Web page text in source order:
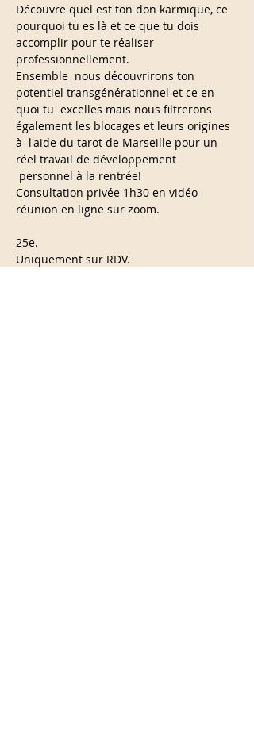
Découvre quel est ton don karmique, ce
pourquoi tu es là et ce que tu dois
accomplir pour te réaliser
professionnellement.
Ensemble  nous découvrirons ton
potentiel transgénérationnel et ce en
quoi tu  excelles mais nous filtrerons
également les blocages et leurs origines
à  l'aide du tarot de Marseille pour un
réel travail de développement
personnel à la rentrée!
Consultation privée 1h30 en vidéo
réunion en ligne sur zoom.
25e.
Uniquement sur RDV.